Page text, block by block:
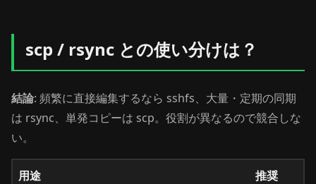
scp / rsync との使い分けは？
結論: 頻繁に直接編集するなら sshfs、大量・定期の同期
は rsync、単発コピーは scp。役割が異なるので競合しな
い。
用途 推奨